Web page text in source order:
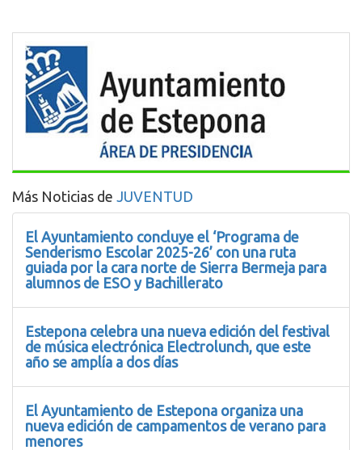
Más Noticias de JUVENTUD
El Ayuntamiento concluye el ‘Programa de
Senderismo Escolar 2025-26’ con una ruta
guiada por la cara norte de Sierra Bermeja para
alumnos de ESO y Bachillerato
Estepona celebra una nueva edición del festival
de música electrónica Electrolunch, que este
año se amplía a dos días
El Ayuntamiento de Estepona organiza una
nueva edición de campamentos de verano para
menores